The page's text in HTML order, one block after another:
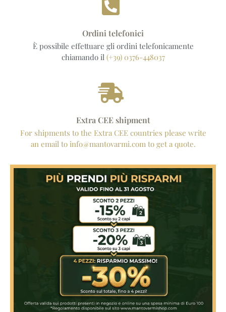
Ordini telefonici
È possibile effettuare gli ordini telefonicamente
chiamando il (+39) 0376-448037
Extra CEE shipment
For shipments to the Extra CEE countries please write
an email to info@mantovarmi.com to get a quote.